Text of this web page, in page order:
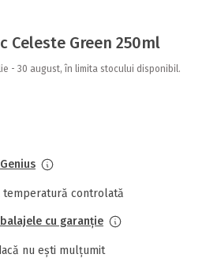
Celeste Green 250ml
- 30 august, în limita stocului disponibil.
Genius
temperatură controlată
cu garanție
nu ești mulțumit